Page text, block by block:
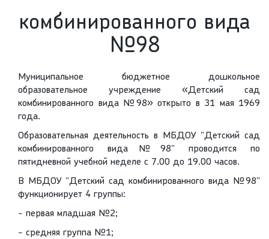
комбинированного вида
№98
Муниципальное бюджетное дошкольное
образовательное учреждение «Детский сад
комбинированного вида №98» открыто в 31 мая 1969
года.
Образовательная деятельность в МБДОУ "Детский сад
комбинированного вида№98" проводится по
пятидневной учебной неделе с 7.00 до 19.00 часов.
В МБДОУ "Детский сад комбинированного вида №98"
функционирует 4 группы:
- первая младшая №2;
- средняя группа №1;